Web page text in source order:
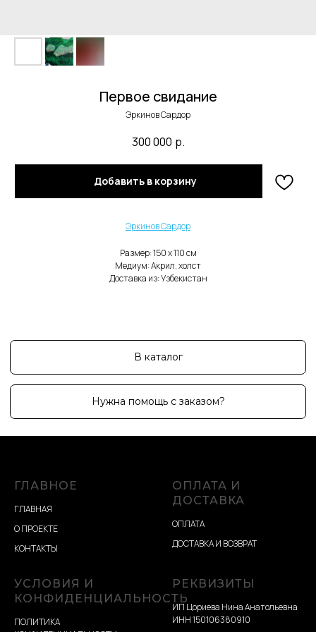
Первое свидание
Эркинов Сардор
300 000 р.
Добавить в корзину
Эркинов Сардор
Размер: 150 x 110 cм
Медиум: Акрил, холст
Доставка из: Узбекистан
В каталог
Нужна помощь с заказом?
ГЛАВНОЕ
ГЛАВНАЯ
О ПРОЕКТЕ
КОНТАКТЫ
ОПЛАТА И
ДОСТАВКА
ОПЛАТА
ДОСТАВКА И ВОЗВРАТ
УСЛОВИЯ И
КОНФИДЕНЦИАЛЬНОСТЬ
ПОЛИТИКА
РЕКВИЗИТЫ
ИП Цориева Нина Анатольевна
ИНН 150106380910